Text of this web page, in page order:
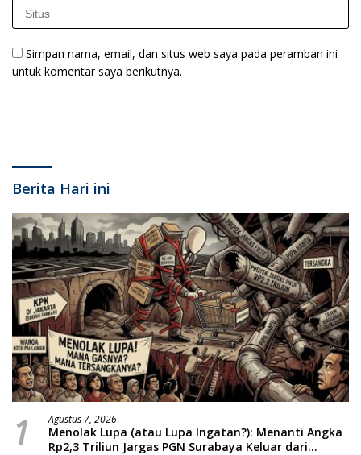
Simpan nama, email, dan situs web saya pada peramban ini
untuk komentar saya berikutnya.
Berita Hari ini
1 Agustus 7, 2026
Menolak Lupa (atau Lupa Ingatan?): Menanti Angka
Rp2,3 Triliun Jargas PGN Surabaya Keluar dari